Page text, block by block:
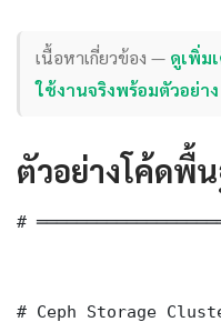
เนื้อหาเกี่ยวข้อง — ดูเพิ่ม
ใช้งานจริงพร้อมตัวอย่าง
ตัวอย่างโค้ดพื้
#
# Ceph Storage